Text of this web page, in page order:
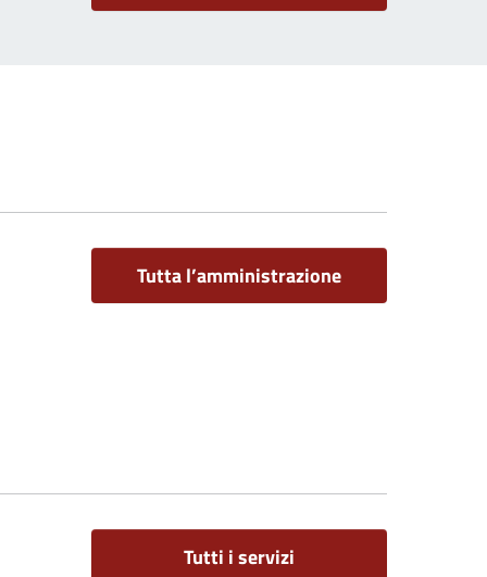
Tutta l’amministrazione
Tutti i servizi